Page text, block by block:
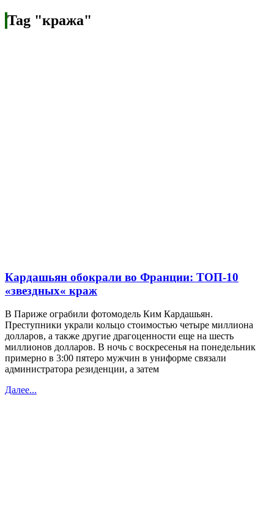
Tag "кража"
Кардашьян обокрали во Франции: ТОП-10
«звездных« краж
В Париже ограбили фотомодель Ким Кардашьян.
Преступники украли кольцо стоимостью четыре миллиона
долларов, а также другие драгоценности еще на шесть
миллионов долларов. В ночь с воскресенья на понедельник
примерно в 3:00 пятеро мужчин в униформе связали
администратора резиденции, а затем
Далее...